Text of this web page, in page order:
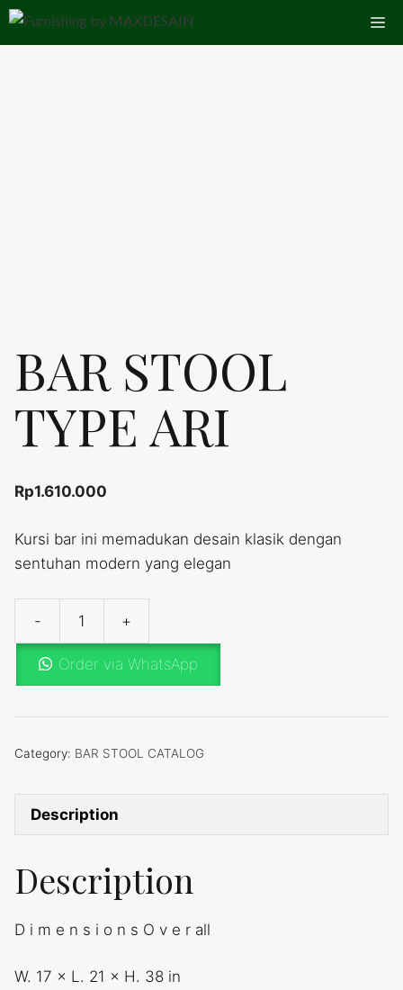
Skip
BAR STOOL
TYPE ARI
Rp1.610.000
Kursi bar ini memadukan desain klasik dengan
sentuhan modern yang elegan
-
STOOL
+
Order via WhatsApp
Category: BAR STOOL CATALOG
Description
Description
D i m e n s i o n s O v e r all
W. 17 × L. 21 × H. 38 in